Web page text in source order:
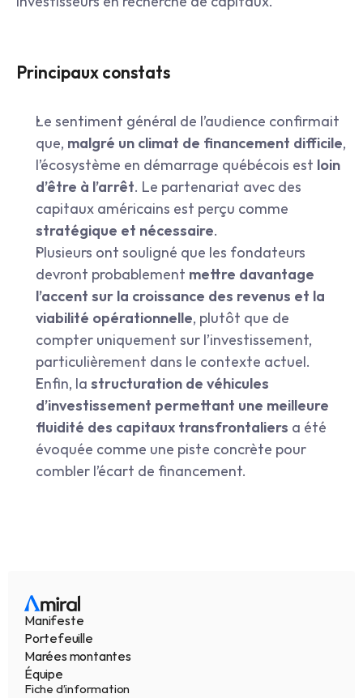
Principaux constats
Le sentiment général de l’audience confirmait
que, malgré un climat de financement difficile,
l’écosystème en démarrage québécois est loin
d’être à l’arrêt. Le partenariat avec des
stratégique et nécessaire.
Plusieurs ont souligné que les fondateurs
devront probablement mettre davantage
l’accent sur la croissance des revenus et la
viabilité opérationnelle, plutôt que de
compter uniquement sur l’investissement,
particulièrement dans le contexte actuel.
Enfin, la structuration de véhicules
d’investissement permettant une meilleure
fluidité des capitaux transfrontaliers a été
évoquée comme une piste concrète pour
combler l’écart de financement.
Manifeste
Portefeuille
Marées montantes
Équipe
Fiche d’information